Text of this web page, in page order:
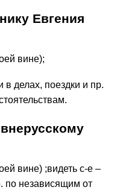
Евгения
вине);
в делах, поездки и пр.
вине) ;видеть с-е –
по независящим от